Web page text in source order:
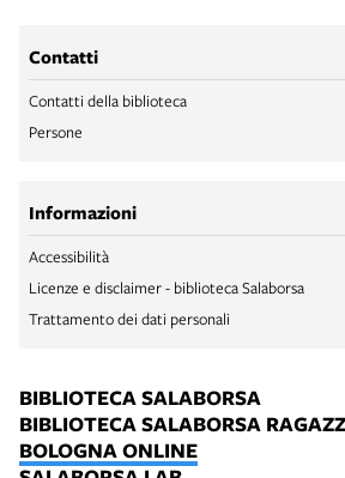
Contatti
Contatti della biblioteca
Persone
Informazioni
Accessibilità
Licenze e disclaimer - biblioteca Salaborsa
Trattamento dei dati personali
BIBLIOTECA SALABORSA
BIBLIOTECA SALABORSA
BOLOGNA ONLINE